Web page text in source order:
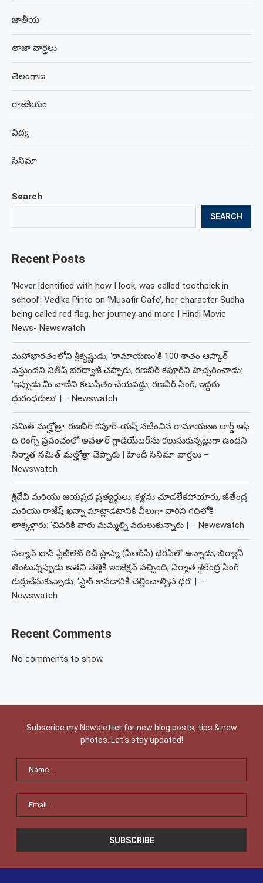
Search
SEARCH
Recent Posts
‘Never identified with how I look, was called toothpick in
school’: Vedika Pinto on ‘Musafir Cafe’, her character Sudha
being called red flag, her journey and more | Hindi Movie
News- Newswatch
మహాభారతంలోని శ్రీకృష్ణుడు, ‘రామాయణం’కి 100 శాతం ఆస్కార్
వస్తుందని నితీష్ భరద్వాజ్ చెప్పారు, రణబీర్ కపూర్‌ని హెచ్చరించాడు:
‘ఇప్పుడు మీ వాణిని కలుషితం చేయవద్దు, రణవీర్ సింగ్, ఇద్దరు
ధురంధరులు’ | – Newswatch
నమిత్ మల్హోత్రా: రణబీర్ కపూర్-యష్ నటించిన రామాయణం లార్డ్ ఆఫ్
ది రింగ్స్ ప్రపంచంలో అవతార్ గ్లాడియేటర్‌ను కలుసుకున్నట్లుగా ఉందని
నిర్మాత నమిత్ మల్హోత్రా చెప్పారు | హిందీ సినిమా వార్తలు –
Newswatch
శ్రీదేవి మరియు జయప్రద ప్రత్యర్థులు, కళ్లను చూడలేకపోయారు, జీతేంద్ర
మరియు రాజేష్ ఖన్నా మాట్లాడటానికి వీలుగా వారిని గదిలోకి
లాక్కెళ్లారు: ‘చివరికి వారు మమ్మల్ని వదులుకున్నారు | – Newswatch
సల్మాన్ ఖాన్ ప్లేట్‌లెట్ రిచ్ ప్లాస్మా (పిఆర్‌పి) థెరపీలో ఉన్నాడు, బిర్యానీ
తింటున్నప్పుడు అతని నెత్తికి ఇంజెక్షన్ వచ్చింది, నిర్మాత శైలేంద్ర సింగ్
గుర్తుచేసుకున్నాడు: ‘స్టార్ కావడానికి చెల్లించాల్సిన ధర’ | –
Newswatch
Recent Comments
No comments to show.
జాతీయ
తాజా వార్తలు
తెలంగాణ
రాజకీయం
విద్య
సినిమా
Subscribe my Newsletter for new blog posts, tips & new
photos. Let's stay updated!